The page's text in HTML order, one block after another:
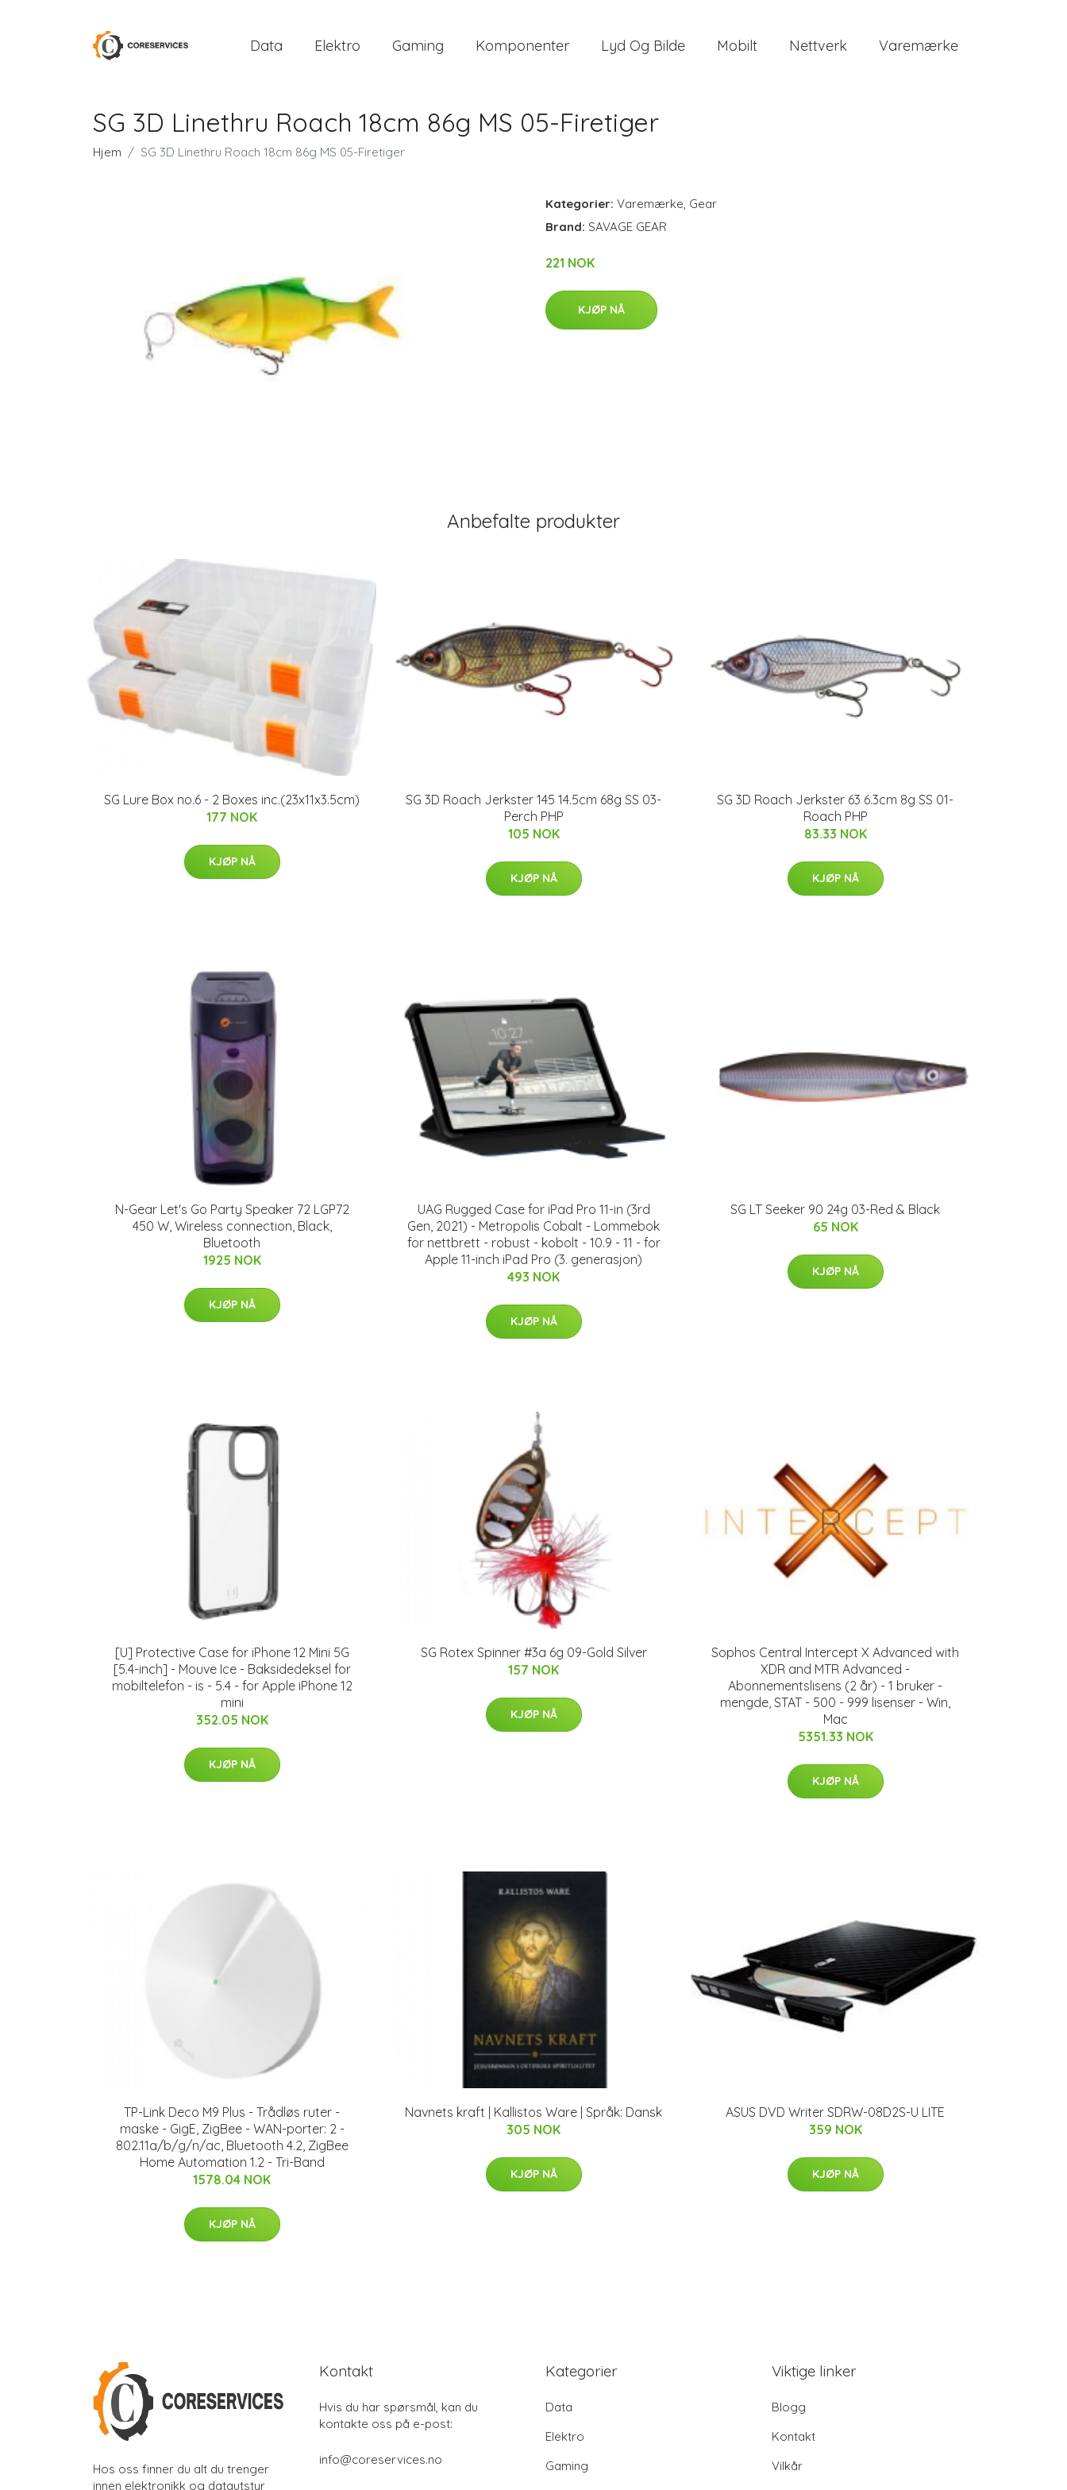
Data Elektro Gaming Komponenter Lyd Og Bilde Mobilt Nettverk Varemærke
SG 3D Linethru Roach 18cm 86g MS 05-Firetiger
Hjem SG 3D Linethru Roach 18cm 86g MS 05-Firetiger
Kategorier: Varemærke, Gear
Brand: SAVAGE GEAR
221 NOK
KJØP NÅ
Anbefalte produkter
SG Lure Box no.6 - 2 Boxes inc.(23x11x3.5cm)
177 NOK
KJØP NÅ
SG 3D Roach Jerkster 145 14.5cm 68g SS 03-
Perch PHP
105 NOK
KJØP NÅ
SG 3D Roach Jerkster 63 6.3cm 8g SS 01-
Roach PHP
83.33 NOK
KJØP NÅ
N-Gear Let's Go Party Speaker 72 LGP72
450 W, Wireless connection, Black,
Bluetooth
1925 NOK
KJØP NÅ
UAG Rugged Case for iPad Pro 11-in (3rd
Gen, 2021) - Metropolis Cobalt - Lommebok
for nettbrett - robust - kobolt - 10.9 - 11 - for
Apple 11-inch iPad Pro (3. generasjon)
493 NOK
KJØP NÅ
SG LT Seeker 90 24g 03-Red & Black
65 NOK
KJØP NÅ
[U] Protective Case for iPhone 12 Mini 5G
[5.4-inch] - Mouve Ice - Baksidedeksel for
mobiltelefon - is - 5.4 - for Apple iPhone 12
mini
352.05 NOK
KJØP NÅ
SG Rotex Spinner #3a 6g 09-Gold Silver
157 NOK
KJØP NÅ
Sophos Central Intercept X Advanced with
XDR and MTR Advanced -
Abonnementslisens (2 år) - 1 bruker -
mengde, STAT - 500 - 999 lisenser - Win,
Mac
5351.33 NOK
KJØP NÅ
TP-Link Deco M9 Plus - Trådløs ruter -
maske - GigE, ZigBee - WAN-porter: 2 -
802.11a/b/g/n/ac, Bluetooth 4.2, ZigBee
Home Automation 1.2 - Tri-Band
1578.04 NOK
KJØP NÅ
Navnets kraft | Kallistos Ware | Språk: Dansk
305 NOK
KJØP NÅ
ASUS DVD Writer SDRW-08D2S-U LITE
359 NOK
KJØP NÅ
Hos oss finner du alt du trenger
innen elektronikk og datautstyr
Kontakt
Hvis du har spørsmål, kan du
kontakte oss på e-post:
info@coreservices.no
Kategorier
Data
Elektro
Gaming
Viktige linker
Blogg
Kontakt
Vilkår